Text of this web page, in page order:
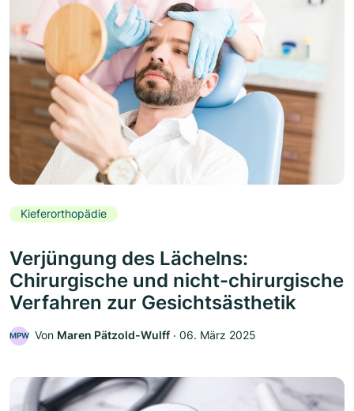
Kieferorthopädie
Verjüngung des Lächelns:
Chirurgische und nicht-chirurgische
Verfahren zur Gesichtsästhetik
MPW Von Maren Pätzold-Wulff ‧ 06. März 2025